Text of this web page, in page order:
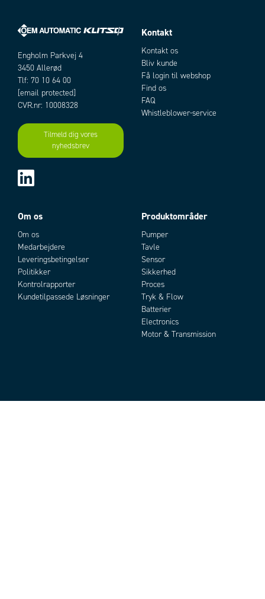
Engholm Parkvej 4
3450 Allerød
Tlf: 70 10 64 00
[email protected]
CVR.nr: 10008328
Tilmeld dig vores
nyhedsbrev
Kontakt
Kontakt os
Bliv kunde
Få login til webshop
Find os
FAQ
Whistleblower-service
Om os
Om os
Medarbejdere
Leveringsbetingelser
Politikker
Kontrolrapporter
Kundetilpassede Løsninger
Produktområder
Pumper
Tavle
Sensor
Sikkerhed
Proces
Tryk & Flow
Batterier
Electronics
Motor & Transmission